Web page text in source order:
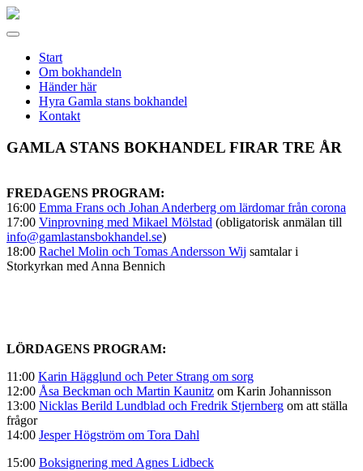
Gamla
Meny
Start
Om bokhandeln
Händer här
Hyra Gamla stans bokhandel
Kontakt
GAMLA STANS BOKHANDEL FIRAR TRE ÅR
FREDAGENS PROGRAM:
16:00 Emma Frans och Johan Anderberg om lärdomar från corona
17:00 Vinprovning med Mikael Mölstad (obligatorisk anmälan till
info@gamlastansbokhandel.se)
18:00 Rachel Molin och Tomas Andersson Wij samtalar i
Storkyrkan med Anna Bennich
LÖRDAGENS PROGRAM:
11:00 Karin Hägglund och Peter Strang om sorg
12:00 Åsa Beckman och Martin Kaunitz om Karin Johannisson
13:00 Nicklas Berild Lundblad och Fredrik Stjernberg om att ställa
frågor
14:00 Jesper Högström om Tora Dahl
15:00 Boksignering med Agnes Lidbeck